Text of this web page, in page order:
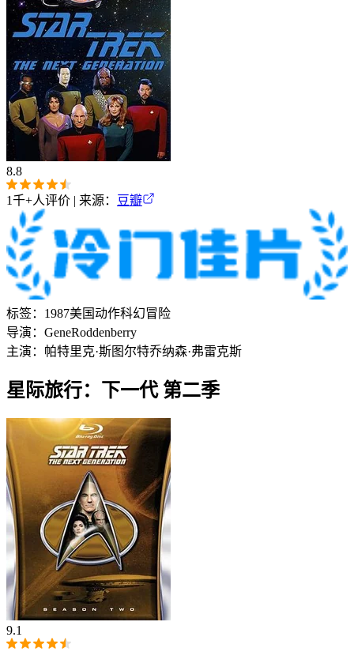
8.8
1千+人评价 | 来源： 豆瓣
标签： 1987美国动作科幻冒险
导演： GeneRoddenberry
主演： 帕特里克·斯图尔特乔纳森·弗雷克斯
星际旅行：下一代 第二季
9.1